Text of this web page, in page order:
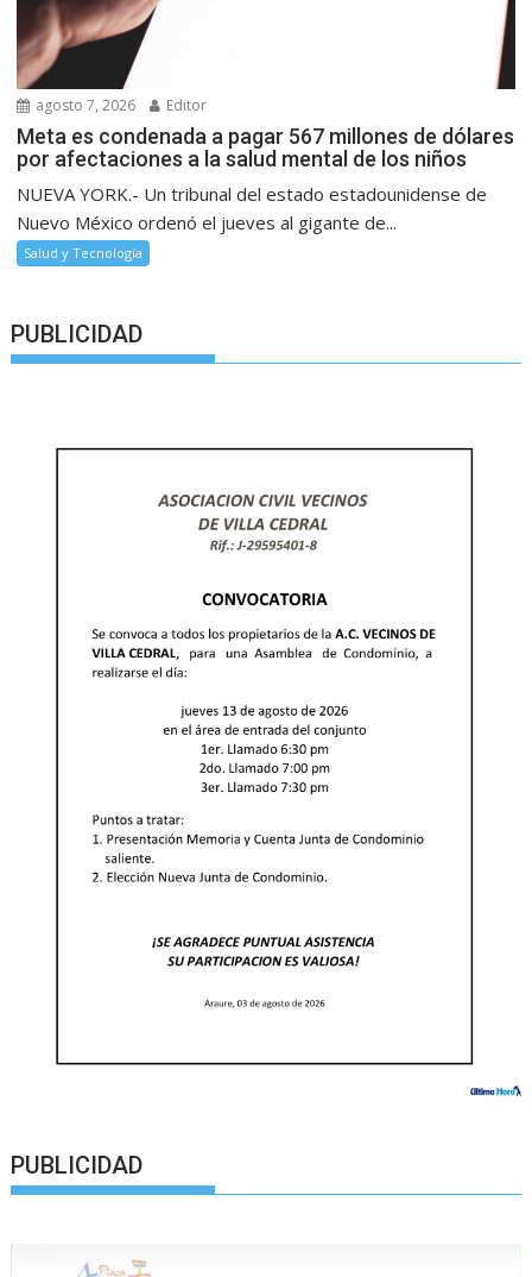
agosto 7, 2026 Editor
Meta es condenada a pagar 567 millones de dólares
por afectaciones a la salud mental de los niños
NUEVA YORK.- Un tribunal del estado estadounidense de
Nuevo México ordenó el jueves al gigante de...
Salud y Tecnología
PUBLICIDAD
PUBLICIDAD